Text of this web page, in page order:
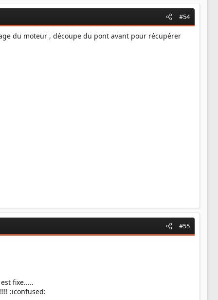
#54
du moteur , découpe du pont avant pour récupérer
#55
fixe.....
:iconfused: